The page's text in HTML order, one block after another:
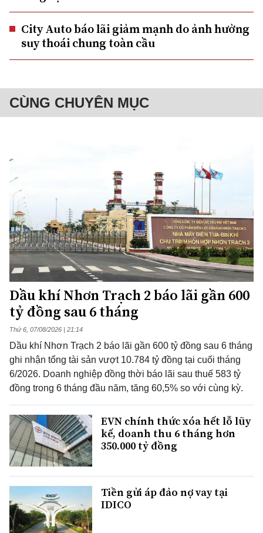
City Auto báo lãi giảm mạnh do ảnh hưởng
suy thoái chung toàn cầu
CÙNG CHUYÊN MỤC
Dầu khí Nhơn Trạch 2 báo lãi gần 600
tỷ đồng sau 6 tháng
Thứ 6, 07/08/2026 | 21:14
Dầu khí Nhơn Trạch 2 báo lãi gần 600 tỷ đồng sau 6 tháng
ghi nhận tổng tài sản vượt 10.784 tỷ đồng tại cuối tháng
6/2026. Doanh nghiệp đồng thời báo lãi sau thuế 583 tỷ
đồng trong 6 tháng đầu năm, tăng 60,5% so với cùng kỳ.
EVN chính thức xóa hết lỗ lũy
kế, doanh thu 6 tháng hơn
350.000 tỷ đồng
Tiền gửi áp đảo nợ vay tại
IDICO